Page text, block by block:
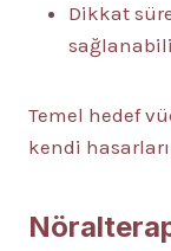
Dikkat
Temel hedef
kendi